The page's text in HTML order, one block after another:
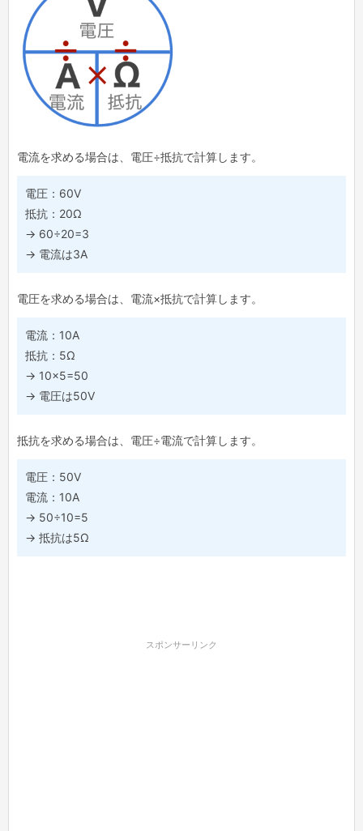
電流を求める場合は、電圧÷抵抗で計算します。
電圧：60V
抵抗：20Ω
→ 60÷20=3
→ 電流は3A
電圧を求める場合は、電流×抵抗で計算します。
電流：10A
抵抗：5Ω
→ 10×5=50
→ 電圧は50V
抵抗を求める場合は、電圧÷電流で計算します。
電圧：50V
電流：10A
→ 50÷10=5
→ 抵抗は5Ω
スポンサーリンク